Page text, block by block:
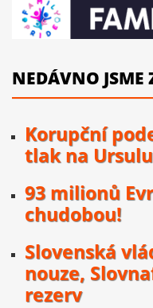
NEDÁVNO JSME
Korupční
tlak na
93 milionů
chudobou!
Slovenská
nouze,
rezerv